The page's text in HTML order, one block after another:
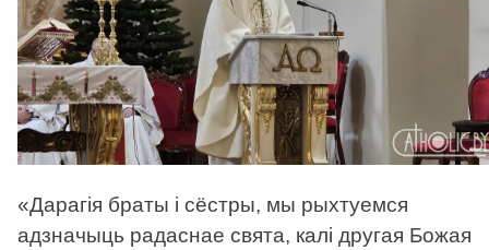
«Дарагія браты і сёстры, мы рыхтуемся
адзначыць радаснае свята, калі другая Божая